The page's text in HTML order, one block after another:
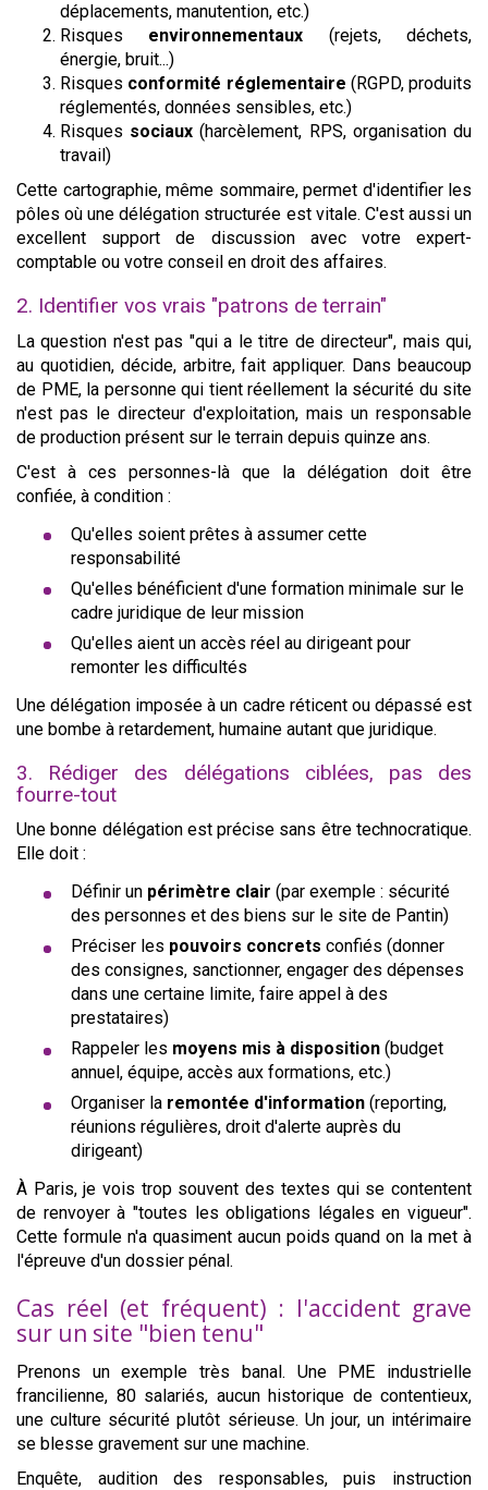
déplacements, manutention, etc.)
Risques environnementaux (rejets, déchets,
énergie, bruit...)
Risques conformité réglementaire (RGPD, produits
réglementés, données sensibles, etc.)
Risques sociaux (harcèlement, RPS, organisation du
travail)
Cette cartographie, même sommaire, permet d'identifier les
pôles où une délégation structurée est vitale. C'est aussi un
excellent support de discussion avec votre expert-
comptable ou votre conseil en droit des affaires.
2. Identifier vos vrais "patrons de terrain"
La question n'est pas "qui a le titre de directeur", mais qui,
au quotidien, décide, arbitre, fait appliquer. Dans beaucoup
de PME, la personne qui tient réellement la sécurité du site
n'est pas le directeur d'exploitation, mais un responsable
de production présent sur le terrain depuis quinze ans.
C'est à ces personnes-là que la délégation doit être
confiée, à condition :
Qu'elles soient prêtes à assumer cette
responsabilité
Qu'elles bénéficient d'une formation minimale sur le
cadre juridique de leur mission
Qu'elles aient un accès réel au dirigeant pour
remonter les difficultés
Une délégation imposée à un cadre réticent ou dépassé est
une bombe à retardement, humaine autant que juridique.
3. Rédiger des délégations ciblées, pas des
fourre-tout
Une bonne délégation est précise sans être technocratique.
Elle doit :
Définir un périmètre clair (par exemple : sécurité
des personnes et des biens sur le site de Pantin)
Préciser les pouvoirs concrets confiés (donner
des consignes, sanctionner, engager des dépenses
dans une certaine limite, faire appel à des
prestataires)
Rappeler les moyens mis à disposition (budget
annuel, équipe, accès aux formations, etc.)
Organiser la remontée d'information (reporting,
réunions régulières, droit d'alerte auprès du
dirigeant)
À Paris, je vois trop souvent des textes qui se contentent
de renvoyer à "toutes les obligations légales en vigueur".
Cette formule n'a quasiment aucun poids quand on la met à
l'épreuve d'un dossier pénal.
Cas réel (et fréquent) : l'accident grave
sur un site "bien tenu"
Prenons un exemple très banal. Une PME industrielle
francilienne, 80 salariés, aucun historique de contentieux,
une culture sécurité plutôt sérieuse. Un jour, un intérimaire
se blesse gravement sur une machine.
Enquête, audition des responsables, puis instruction